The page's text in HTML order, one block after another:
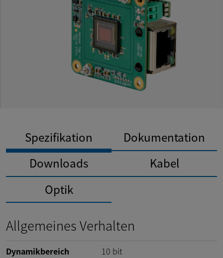
Spezifikation
Dokumentation
Downloads
Kabel
Optik
Allgemeines Verhalten
Dynamikbereich 10 bit